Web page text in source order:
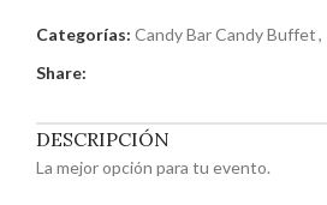
Categorías: Candy Bar Candy Buffet,
Share:
DESCRIPCIÓN
La mejor opción para tu evento.